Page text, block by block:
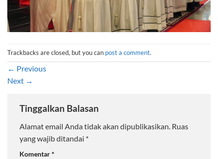
Trackbacks are closed, but you can post a comment.
← Previous
Next →
Tinggalkan Balasan
Alamat email Anda tidak akan dipublikasikan. Ruas
yang wajib ditandai *
Komentar*